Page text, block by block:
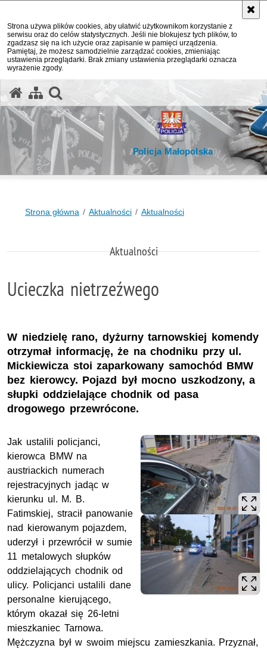
Strona używa plików cookies, aby ułatwić użytkownikom korzystanie z
serwisu oraz do celów statystycznych. Jeśli nie blokujesz tych plików, to
zgadzasz się na ich użycie oraz zapisanie w pamięci urządzenia.
Pamiętaj, że możesz samodzielnie zarządzać cookies, zmieniając
ustawienia przeglądarki. Brak zmiany ustawienia przeglądarki oznacza
wyrażenie zgody.
Policja Małopolska
Strona główna Aktualności Aktualności
Aktualności
Ucieczka nietrzeźwego
W niedzielę rano, dyżurny tarnowskiej komendy
otrzymał informację, że na chodniku przy ul.
Mickiewicza stoi zaparkowany samochód BMW
bez kierowcy. Pojazd był mocno uszkodzony, a
słupki oddzielające chodnik od pasa
drogowego przewrócone.
Jak ustalili policjanci,
kierowca BMW na
austriackich numerach
rejestracyjnych jadąc w
kierunku ul. M. B.
Fatimskiej, stracił panowanie
nad kierowanym pojazdem,
uderzył i przewrócił w sumie
11 metalowych słupków
oddzielających chodnik od
ulicy. Policjanci ustalili dane
personalne kierującego,
którym okazał się 26-letni
mieszkaniec Tarnowa.
Mężczyzna był w swoim miejscu zamieszkania. Przyznał,